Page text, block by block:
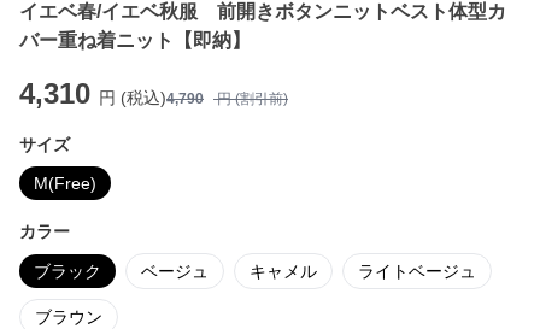
イエベ春/イエベ秋服 前開きボタンニットベスト体型カ
バー重ね着ニット【即納】
4,310 円 (税込)4,790 円 (割引前)
サイズ
M(Free)
カラー
ブラック ベージュ キャメル ライトベージュ
ブラウン